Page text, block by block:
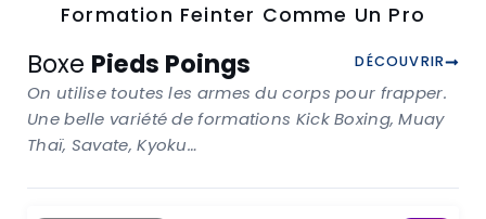
Formation Feinter Comme Un Pro
Boxe Pieds Poings DÉCOUVRIR
On utilise toutes les armes du corps pour frapper.
Une belle variété de formations Kick Boxing, Muay
Thaï, Savate, Kyoku…